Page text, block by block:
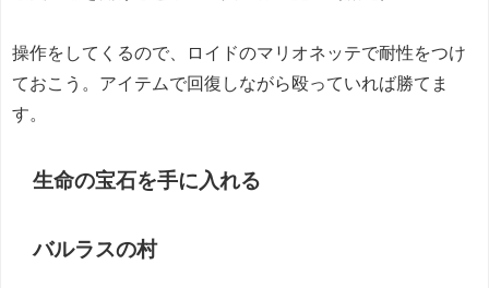
操作をしてくるので、ロイドのマリオネッテで耐性をつけ
ておこう。アイテムで回復しながら殴っていれば勝てま
す。
生命の宝石を手に入れる
バルラスの村